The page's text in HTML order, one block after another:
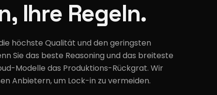
Ihre Regeln.
höchste Qualität und den geringsten
Sie das beste Reasoning und das breiteste
Modelle das Produktions-Rückgrat. Wir
Anbietern, um Lock-in zu vermeiden.